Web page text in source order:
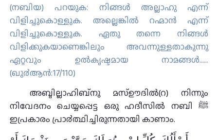
(നബിയ) പറയുക: നിങ്ങള്‍ അല്ലാഹു എന്ന്
വിളിച്ചുകൊള്ളുക. അല്ലെങ്കില്‍ റഹ്മാന്‍ എന്ന്
വിളിച്ചുകൊള്ളുക. ഏതു തന്നെ നിങ്ങള്‍
വിളിക്കുകയാണെങ്കിലും അവന്നുള്ളതാകുന്നു
ഏറ്റവും ഉല്‍കൃഷ്ടമായ നാമങ്ങള്‍……
(ഖു൪ആന്‍:17/110)
അബ്ദില്ലാഹിബ്നു മസ്ഊദില്‍(റ) നിന്നും
നിവേദനം ചെയ്യപ്പെട്ട ഒരു ഹദീസില്‍ നബി ﷺ
ഇപ്രകാരം പ്രാ൪ത്ഥിച്ചിരുന്നതായി കാണാം.